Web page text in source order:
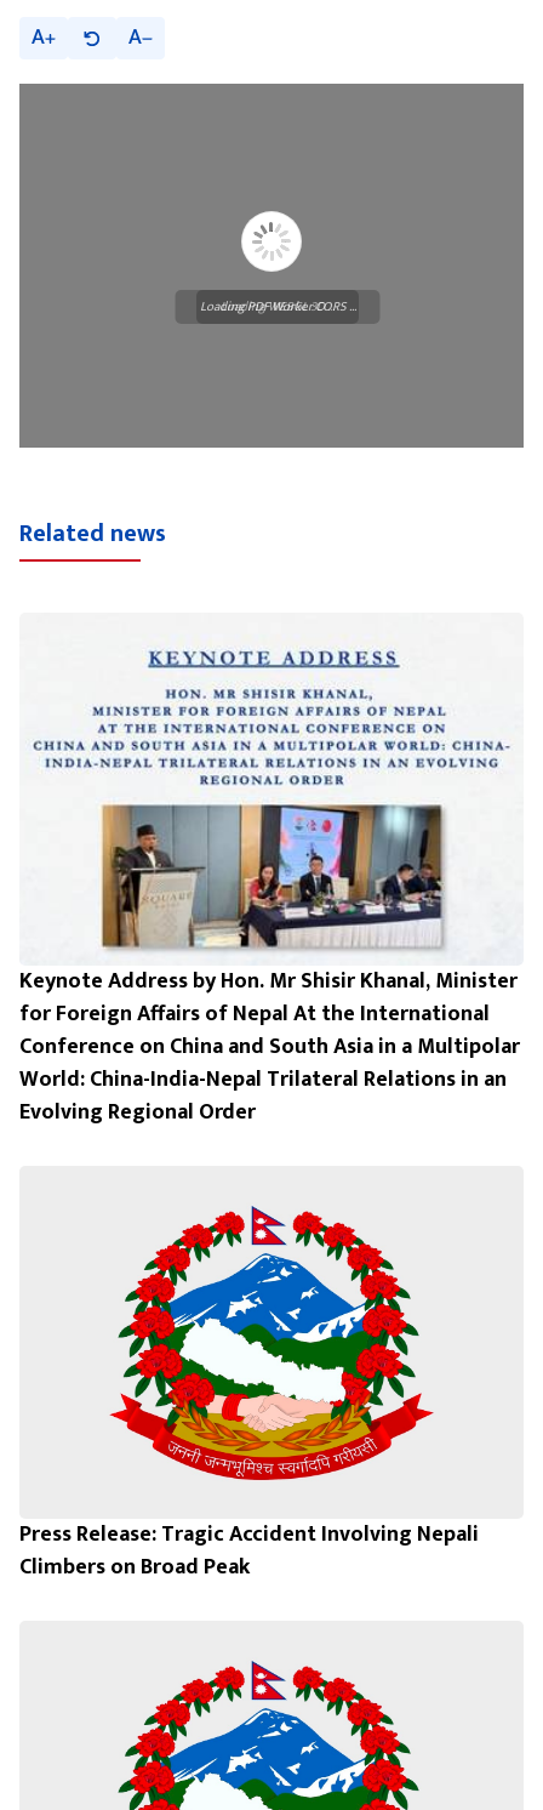
A A
Loading WEBGL 3D ...
Loading PDF Worker CORS ...
Related news
Keynote Address by Hon. Mr Shisir Khanal, Minister
for Foreign Affairs of Nepal At the International
Conference on China and South Asia in a Multipolar
World: China-India-Nepal Trilateral Relations in an
Evolving Regional Order
Press Release: Tragic Accident Involving Nepali
Climbers on Broad Peak